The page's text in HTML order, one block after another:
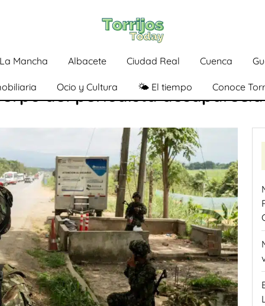
Mancha Albacete Ciudad Real Cuenca
Ocio y Cultura 🌤️ El tiempo Conoce
del periodista